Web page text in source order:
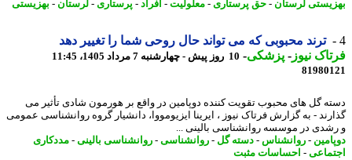
لرستان-حق پرستاری- معلولیت-افراد - پرستاری- لرستان-بهزیستی
ترند محبوبی که می تواند حال روحی شما را تغییر دهد
نیوز-پزشکی-10 روز پیش - چهارشنبه 7 مرداد 1405، 11:45
گل های محبوب تقویت کننده دوپامین در واقع بر هورمون شادی تأثیر می
- به گزارش فرتاک نیوز ، ایرینا ایزیومووا، دانشیار گروه روانشناسی عمومی
در موسسه روانشناسی بالینی ...
-روانشناس-دسته گل-روانشناسی-روانشناسی بالینی-مددکاری
-احساسات مثبت